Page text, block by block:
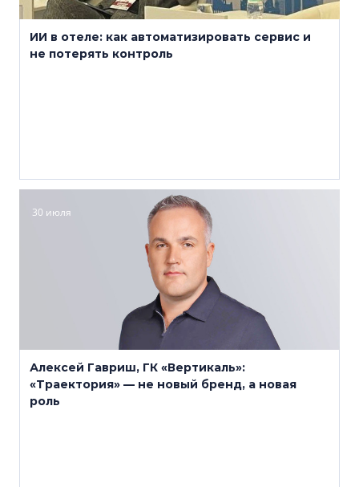
ИИ в отеле: как автоматизировать сервис и
не потерять контроль
30 июля
Алексей Гавриш, ГК «Вертикаль»:
«Траектория» — не новый бренд, а новая
роль